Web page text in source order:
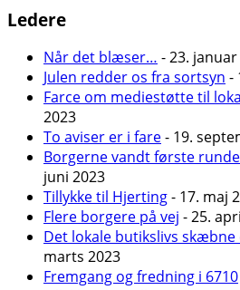
Ledere
Når det blæser… - 23.
Julen redder os fra sortsyn -
Farce om mediestøtte til
2023
To aviser er i fare- 19.
Borgerne vandt første
juni 2023
Tillykke til Hjerting- 17. maj
Flere borgere på vej - 25.
Det lokale butikslivs
marts 2023
Fremgang og fredning i 6710